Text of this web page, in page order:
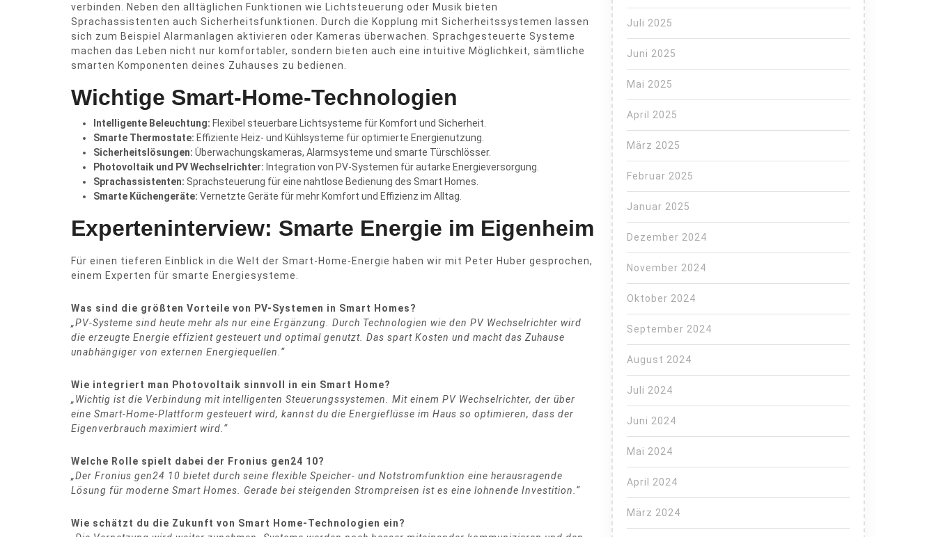
verbinden. Neben den alltäglichen Funktionen wie Lichtsteuerung oder Musik bieten
Sprachassistenten auch Sicherheitsfunktionen. Durch die Kopplung mit Sicherheitssystemen lassen
sich zum Beispiel Alarmanlagen aktivieren oder Kameras überwachen. Sprachgesteuerte Systeme
machen das Leben nicht nur komfortabler, sondern bieten auch eine intuitive Möglichkeit, sämtliche
smarten Komponenten deines Zuhauses zu bedienen.
Wichtige Smart-Home-Technologien
Intelligente Beleuchtung: Flexibel steuerbare Lichtsysteme für Komfort und Sicherheit.
Smarte Thermostate: Effiziente Heiz- und Kühlsysteme für optimierte Energienutzung.
Sicherheitslösungen: Überwachungskameras, Alarmsysteme und smarte Türschlösser.
Photovoltaik und PV Wechselrichter: Integration von PV-Systemen für autarke Energieversorgung.
Sprachassistenten: Sprachsteuerung für eine nahtlose Bedienung des Smart Homes.
Smarte Küchengeräte: Vernetzte Geräte für mehr Komfort und Effizienz im Alltag.
Experteninterview: Smarte Energie im Eigenheim
Für einen tieferen Einblick in die Welt der Smart-Home-Energie haben wir mit Peter Huber gesprochen,
einem Experten für smarte Energiesysteme.
Was sind die größten Vorteile von PV-Systemen in Smart Homes?
„PV-Systeme sind heute mehr als nur eine Ergänzung. Durch Technologien wie den PV Wechselrichter wird
die erzeugte Energie effizient gesteuert und optimal genutzt. Das spart Kosten und macht das Zuhause
unabhängiger von externen Energiequellen.“
Wie integriert man Photovoltaik sinnvoll in ein Smart Home?
„Wichtig ist die Verbindung mit intelligenten Steuerungssystemen. Mit einem PV Wechselrichter, der über
eine Smart-Home-Plattform gesteuert wird, kannst du die Energieflüsse im Haus so optimieren, dass der
Eigenverbrauch maximiert wird.“
Welche Rolle spielt dabei der Fronius gen24 10?
„Der Fronius gen24 10 bietet durch seine flexible Speicher- und Notstromfunktion eine herausragende
Lösung für moderne Smart Homes. Gerade bei steigenden Strompreisen ist es eine lohnende Investition.“
Wie schätzt du die Zukunft von Smart Home-Technologien ein?
Juli 2025
Juni 2025
Mai 2025
April 2025
März 2025
Februar 2025
Januar 2025
Dezember 2024
November 2024
Oktober 2024
September 2024
August 2024
Juli 2024
Juni 2024
Mai 2024
April 2024
März 2024